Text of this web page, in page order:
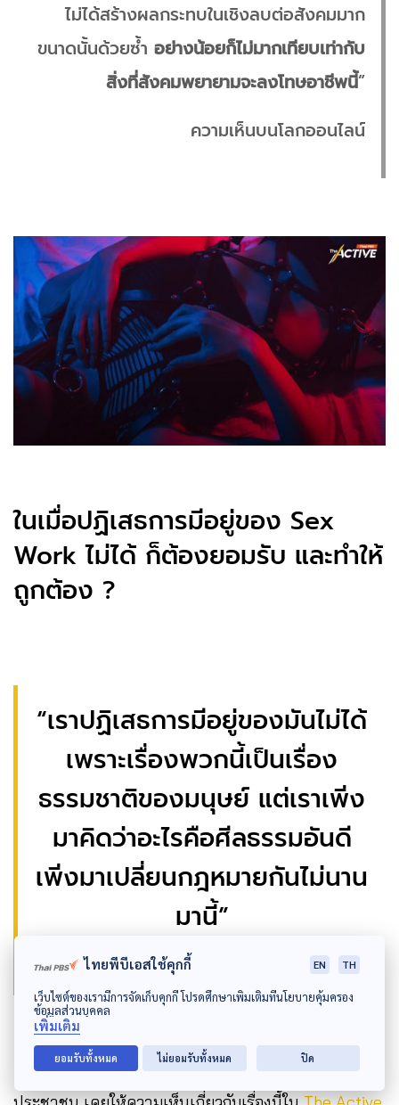
ไม่ได้สร้างผลกระทบในเชิงลบต่อสังคมมาก
ขนาดนั้นด้วยซ้ำ อย่างน้อยก็ไม่มากเทียบเท่ากับ
สิ่งที่สังคมพยายามจะลงโทษอาชีพนี้”
ความเห็นบนโลกออนไลน์
ในเมื่อปฏิเสธการมีอยู่ของ Sex
Work ไม่ได้ ก็ต้องยอมรับ และทำให้
ถูกต้อง ?
“เราปฏิเสธการมีอยู่ของมันไม่ได้
เพราะเรื่องพวกนี้เป็นเรื่อง
ธรรมชาติของมนุษย์ แต่เราเพิ่ง
มาคิดว่าอะไรคือศีลธรรมอันดี
เพิ่งมาเปลี่ยนกฎหมายกันไม่นาน
มานี้”
เท่าพิภพ ลิ้มจิตรกร
เท่าพิภพ ลิ้มจิตรกรสส.กรุงเทพมหานคร พรรค
ไทยพีบีเอสใช้คุกกี้ EN TH
เว็บไซต์ของเรามีการจัดเก็บคุกกี้ โปรดศึกษาเพิ่มเติมที่นโยบายคุ้มครอง
ข้อมูลส่วนบุคคล
เพิ่มเติม
ยอมรับทั้งหมด ไม่ยอมรับทั้งหมด ปิด